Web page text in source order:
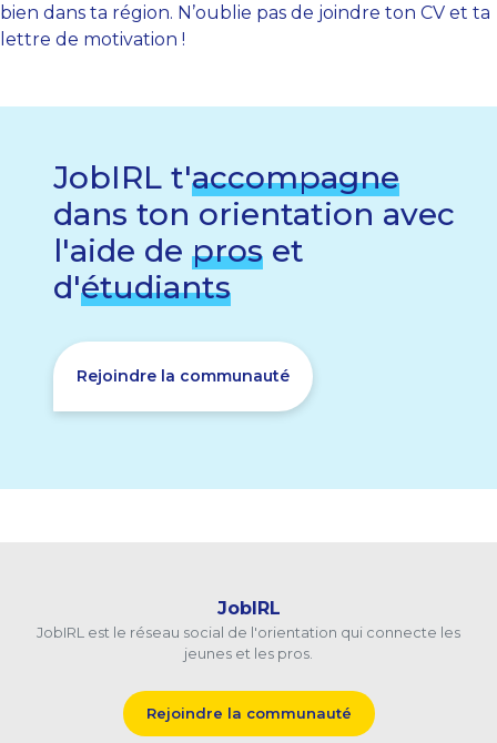
bien dans ta région. N’oublie pas de joindre ton CV et ta
lettre de motivation !
JobIRL t'accompagne
dans ton orientation avec
l'aide de pros et
d'étudiants
Rejoindre la communauté
JobIRL
JobIRL est le réseau social de l'orientation qui connecte les
jeunes et les pros.
Rejoindre la communauté